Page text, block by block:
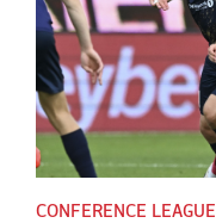
CONFERENCE LEAGUE